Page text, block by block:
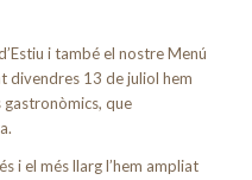
i també el nostre Menú
divendres 13 de juliol hem
gastronòmics, que
i el més llarg l’hem ampliat